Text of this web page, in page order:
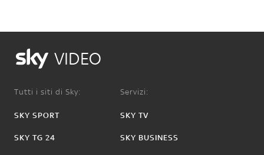
VIDEO
Tutti i siti di Sky:
SKY SPORT
SKY TG 24
Servizi:
SKY TV
SKY BUSINESS